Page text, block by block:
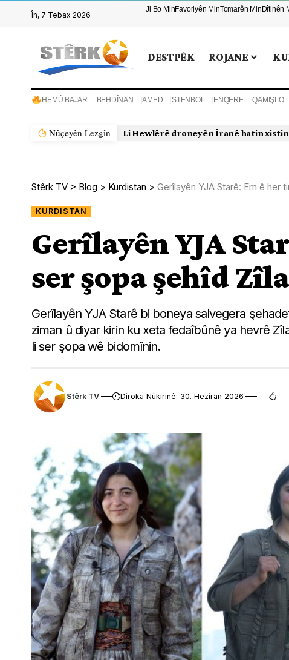
În, 7 Tebax 2026
Ji Bo MinFavoriyên MinTomarên Min Dîtinên
DESTPÊK ROJANE
HEMÛ BAJAR BEHDÎNAN AMED STENBOL ENQERE QAMIŞLO
Nûçeyên Lezgîn Li Hewlêrê droneyên Îranê hatin xistin
Stêrk TV > Blog > Kurdistan > Gerîlayên YJA Starê: Em ê her
KURDISTAN
Gerîlayên YJA
ser şopa şehîd
Gerîlayên YJA Starê bi boneya salvegera
ziman û diyar kirin ku xeta fedaîbûnê ya hevrê
li ser şopa wê bidomînin.
Stêrk TV Dîroka Nûkirinê: 30. Hezîran 2026